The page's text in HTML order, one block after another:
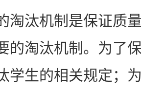
汰机制是保证质量
的淘汰机制。为了
学生的相关规定；